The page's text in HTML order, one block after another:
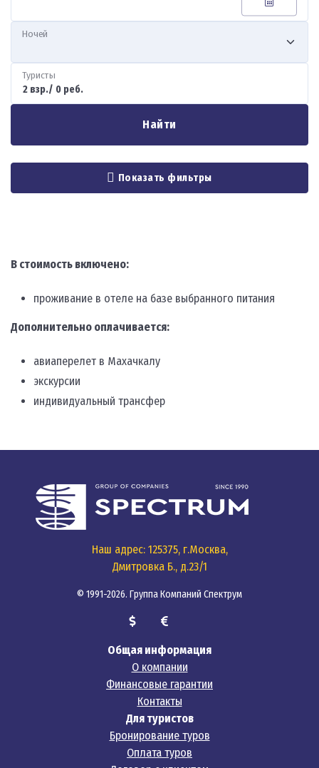
Ночей
Туристы
Найти
Показать фильтры
В стоимость включено:
проживание в отеле на базе выбранного питания
Дополнительно оплачивается:
авиаперелет в Махачкалу
экскурсии
индивидуальный трансфер
Наш адрес: 125375, г.Москва,
Дмитровка Б., д.23/1
© 1991-2026. Группа Компаний Спектрум
Общая информация
О компании
Финансовые гарантии
Контакты
Для туристов
Бронирование туров
Оплата туров